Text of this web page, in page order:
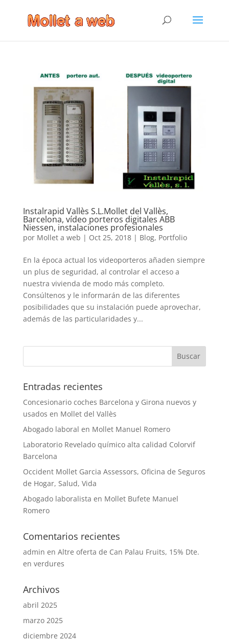
Instalrapid Vallès S.L.Mollet del Vallès,
Barcelona, vídeo porteros digitales ABB
Niessen, instalaciones profesionales
por Mollet a web | Oct 25, 2018| Blog, Portfolio
En la época actual los videoporteros añaden siempre
un plus de seguridad, al controlar el acceso a
nuestra vivienda de modo más completo.
Consúltenos y le informarán de las diferentes
posibilidades que su instalación puede aprovechar,
además de las particularidades y...
Entradas recientes
Concesionario coches Barcelona y Girona nuevos y
usados en Mollet del Vallès
Abogado laboral en Mollet Manuel Romero
Laboratorio Revelado químico alta calidad Colorvif
Barcelona
Occident Mollet Garcia Assessors, Oficina de Seguros
de Hogar, Salud, Vida
Abogado laboralista en Mollet Bufete Manuel
Romero
Comentarios recientes
admin en Altre oferta de Can Palau Fruits, 15% Dte.
en verdures
Archivos
abril 2025
marzo 2025
diciembre 2024